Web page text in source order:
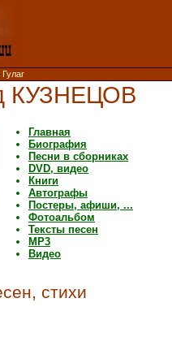
Гулаг
КУЗНЕЦОВ
Главная
Биография
Песни в сборниках
DVD, видео
Книги
Автографы
Постеры, афиши, ...
Фотоальбом
Тексты песен
MP3
Видео
стихи